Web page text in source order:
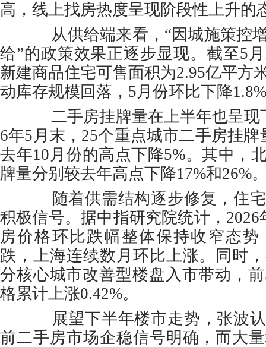
高，线上找房热度呈现阶段性上升的
从供给端来看，“因城施策控
给”的政策效果正逐步显现。截至5
新建商品住宅可售面积为2.95亿平方
动库存规模回落，5月份环比下降
二手房挂牌量在上半年也呈现
6年5月末，25个重点城市二手房挂牌
去年10月份的高点下降5%。其中，
牌量分别较去年高点下降17%和26%
随着供需结构逐步修复，住宅
积极信号。据中指研究院统计，2026
房价格环比跌幅整体保持收窄态
跌，上海连续数月环比上涨。同时
分核心城市改善型楼盘入市带动，
格累计上涨0.42%。
展望下半年楼市走势，张波认
前二手房市场企稳信号明确，而大